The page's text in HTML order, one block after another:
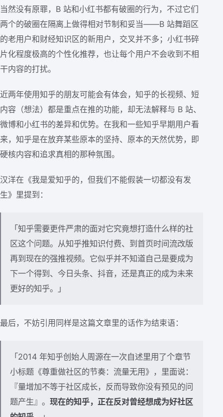
当然没有原罪，B 站和小红书都有破圈的行为，不过它们
两个的破圈在隔离上做得相对节制和妥当——B 站舞蹈区
的老用户和财经知识区的新用户，交叉并不多；小红书碎
片化程度极高的个性化推荐，也让每个用户不会收到不相
干内容的打扰。
近两年使用知乎的朋友可能会有体会，知乎的长视频、短
内容（想法）都是重点在推的功能，却无法解释与 B 站、
微博和小红书的差异和优势。在我和一些知乎早期用户看
来，知乎是在放弃某些原本的坚持、原本的天然优势，即
硬核内容和追求真相的那种氛围。
汉洋在《我是爱知乎的，但我们不能假装一切都没有发
生》里提到：
「知乎需要更件严肃的面对它究竟想打造什么样的社
区这个问题。从知乎推知识付费、到首页时间流改版
再到现在的强推视频。它似乎并不知道自己是要成为
下一个得到、今日头条、抖音，还是真正的成为未来
更好的知乎。」
最后，不妨引用同样是这篇文章里的话作为结束语：
「2014 年知乎创始人周源在一次自述里用了个章节
小标题《尊重做社区的节奏：流量无用》，里面说：
『量增加不等于社区成长，反而导致你没有预见的问
题产生』。现在的知乎，正在反对曾经想成为好社区